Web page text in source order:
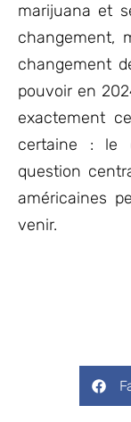
marijuana et
changement,
changement
pouvoir en
exactement
certaine : le
question
américaines
venir.